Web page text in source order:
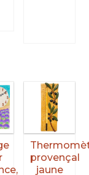
provençal
jaune